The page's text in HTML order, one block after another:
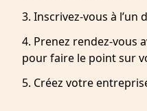
3. Inscrivez-vous à
4. Prenez rendez-vous
pour faire le point sur
5. Créez votre